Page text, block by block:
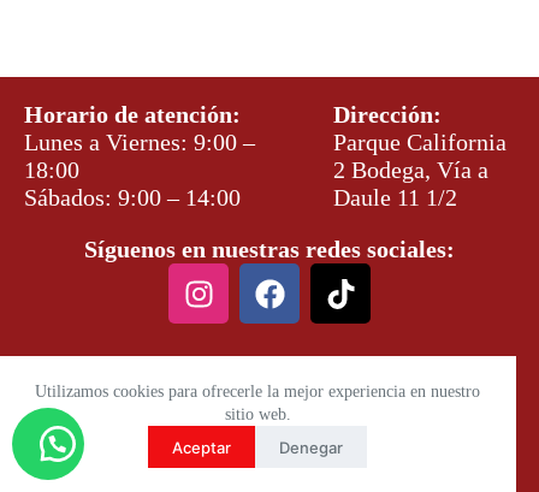
Utilizamos cookies para ofrecerle la mejor experiencia en nuestro
sitio web.
Aceptar Denegar
Horario de atención:
Lunes a Viernes: 9:00 –
18:00
Sábados: 9:00 – 14:00
Dirección:
Parque California
2 Bodega, Vía a
Daule 11 1/2
Síguenos en nuestras redes sociales: